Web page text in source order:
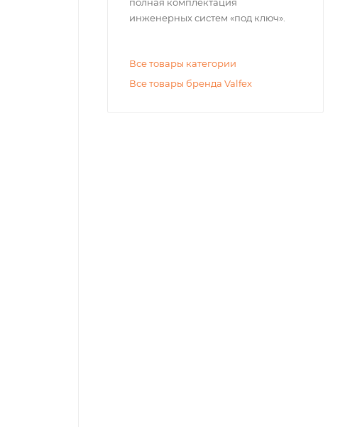
инженерных систем «под ключ».
Все товары категории
Все товары бренда Valfex